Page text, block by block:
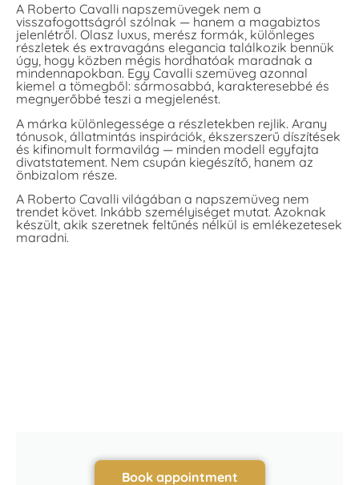
A Roberto Cavalli napszemüvegek nem a
visszafogottságról szólnak — hanem a magabiztos
jelenlétről. Olasz luxus, merész formák, különleges
részletek és extravagáns elegancia találkozik bennük
úgy, hogy közben mégis hordhatóak maradnak a
mindennapokban. Egy Cavalli szemüveg azonnal
kiemel a tömegből: sármosabbá, karakteresebbé és
megnyerőbbé teszi a megjelenést.
A márka különlegessége a részletekben rejlik. Arany
tónusok, állatmintás inspirációk, ékszerszerű díszítések
és kifinomult formavilág — minden modell egyfajta
divatstatement. Nem csupán kiegészítő, hanem az
önbizalom része.
A Roberto Cavalli világában a napszemüveg nem
trendet követ. Inkább személyiséget mutat. Azoknak
készült, akik szeretnek feltűnés nélkül is emlékezetesek
maradni.
Book appointment